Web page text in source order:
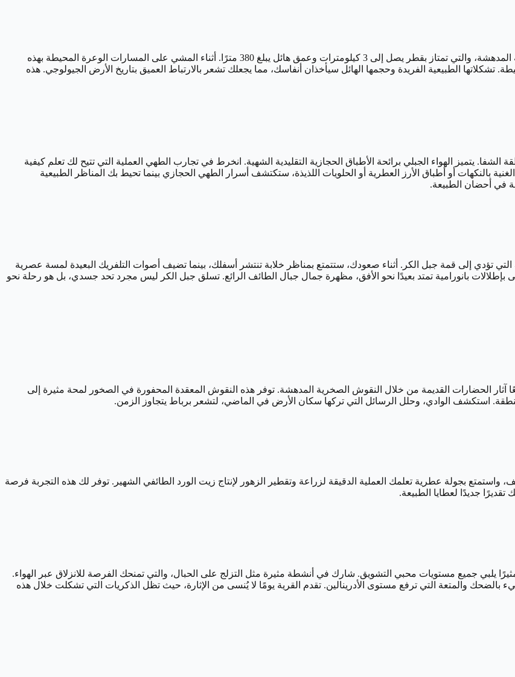
انطلق في مغامرة إلى فوهة بركان الوعبة، إحدى عجائب الطبيعة الجيولوجية المدهشة، والتي تمتاز بقطر يصل إلى 3 كيلومترات وعمق هائل يبلغ 380 مترًا. أثناء المشي على المسارات الوعرة المحيطة بهذه
تشكلاتها الطبيعية الفريدة وحجمها الهائل سيأخذان أنفاسك، مما يجعلك تشعر بالارتباط العميق بتاريخ الأرض الجيولوجي. هذه
يتميز الهواء الجبلي برائحة الأطباق الحجازية التقليدية الشهية. انخرط في تجارب الطهي العملية التي تتيح لك تعلم كيفية
بالنكهات أو أطباق الأرز العطرية أو الحلويات اللذيذة، ستكتشف أسرار الطهي الحجازي بينما تحيط بك المناظر الطبيعية
في أحضان الطبيعة.
تؤدي إلى قمة جبل الكر. أثناء صعودك، ستتمتع بمناظر خلابة تنتشر أسفلك، بينما تضيف أصوات التلفريك البعيدة لمسة عصرية
بانورامية تمتد بعيدًا نحو الأفق، مظهرة جمال جبال الطائف الرائع. تسلق جبل الكر ليس مجرد تحد جسدي، بل هو رحلة نحو
آثار الحضارات القديمة من خلال النقوش الصخرية المدهشة. توفر هذه النقوش المعقدة المحفورة في الصخور لمحة مثيرة إلى
استكشف الوادي، وحلل الرسائل التي تركها سكان الأرض في الماضي، لتشعر برباط يتجاوز الزمن.
بجولة عطرية تعلمك العملية الدقيقة لزراعة وتقطير الزهور لإنتاج زيت الورد الطائفي الشهير. توفر لك هذه التجربة فرصة
جديدًا لعطايا الطبيعة.
يلبي جميع مستويات محبي التشويق. شارك في أنشطة مثيرة مثل التزلج على الحبال، والتي تمنحك الفرصة للانزلاق عبر الهواء.
بالضحك والمتعة التي ترفع مستوى الأدرينالين. تقدم القرية يومًا لا يُنسى من الإثارة، حيث تظل الذكريات التي تشكلت خلال هذه